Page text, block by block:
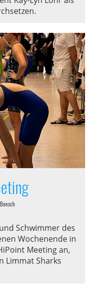
Schwimmer des
Wochenende in
Meeting an,
Limmat Sharks